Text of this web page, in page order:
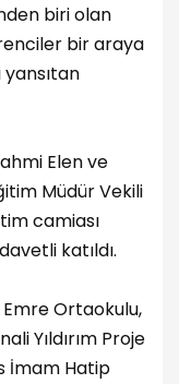
biri olan
bir araya
Elen ve
Müdür Vekili
camiası
katıldı.
Emre Ortaokulu,
Yıldırım Proje
İmam Hatip